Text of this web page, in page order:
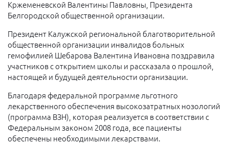
Кржеменевской Валентины Павловны, Президента
Белгородской общественной организации.
Президент Калужской региональной благотворительной
общественной организации инвалидов больных
гемофилией Шебарова Валентина Ивановна поздравила
участников с открытием школы и рассказала о прошлой,
настоящей и будущей деятельности организации.
Благодаря федеральной программе льготного
лекарственного обеспечения высокозатратных нозологий
(программа ВЗН), которая реализуется в соответствии с
Федеральным законом 2008 года, все пациенты
обеспечены необходимыми лекарствами.